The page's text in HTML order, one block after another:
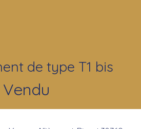
de type T1 bis
Vendu